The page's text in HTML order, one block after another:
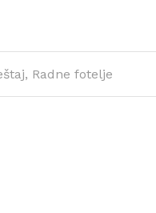
, Radne fotelje